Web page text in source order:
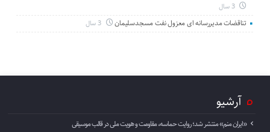
3 سال
تناقضات مدیررسانه ای معزول نفت مسجدسلیمان 3 سال
آرشیو
«ایران منم» منتشر شد؛ روایت حماسه، مقاومت و هویت ملی در قالب موسیقی